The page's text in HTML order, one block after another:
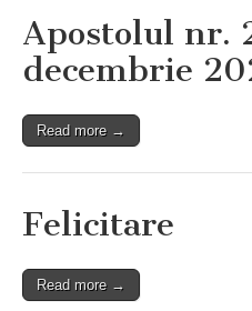
Apostolul nr.
decembrie
Read more →
Felicitare
Read more →